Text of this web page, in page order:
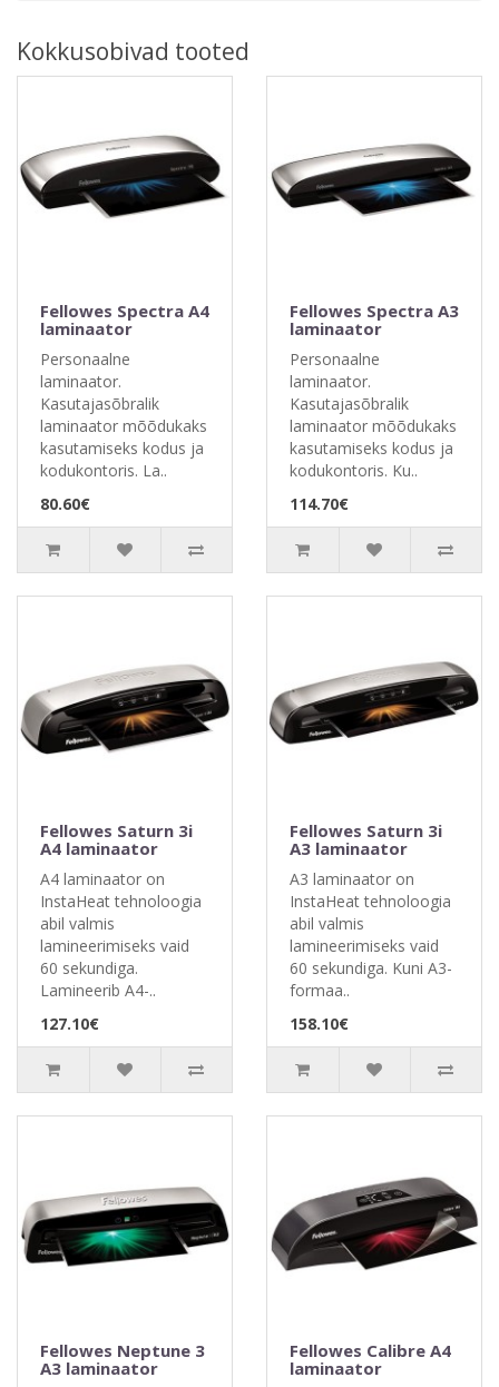
Kokkusobivad tooted
Fellowes Spectra A4
laminaator
Personaalne
laminaator.
Kasutajasõbralik
laminaator mõõdukaks
kasutamiseks kodus ja
kodukontoris. La..
80.60€
Fellowes Spectra A3
laminaator
Personaalne
laminaator.
Kasutajasõbralik
laminaator mõõdukaks
kasutamiseks kodus ja
kodukontoris. Ku..
114.70€
Fellowes Saturn 3i
A4 laminaator
A4 laminaator on
InstaHeat tehnoloogia
abil valmis
lamineerimiseks vaid
60 sekundiga.
Lamineerib A4-..
127.10€
Fellowes Saturn 3i
A3 laminaator
A3 laminaator on
InstaHeat tehnoloogia
abil valmis
lamineerimiseks vaid
60 sekundiga. Kuni A3-
formaa..
158.10€
Fellowes Neptune 3
A3 laminaator
Fellowes Calibre A4
laminaator